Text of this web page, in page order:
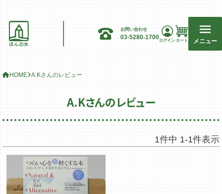
ほんの木
お問い合わせ
03-5280-1700ログイン カート メニュー
HOME A.Kさんのレビュー
A.Kさんのレビュー
1件中 1-1件表示